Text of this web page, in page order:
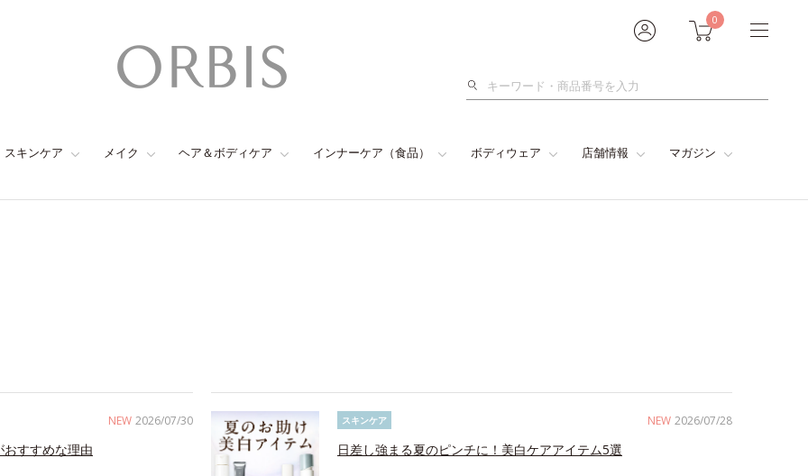
0
検
スキンケア メイク ヘア＆ボディケア インナーケア（食品） ボディウェア 店舗情報 マガジン
NEW 2026/07/30
すすめな理由
NEW 2026/07/28
スキンケア
日差し強まる夏のピンチに！美白ケアアイテム5選